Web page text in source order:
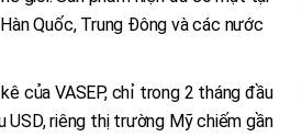
Quốc, Trung Đông và các nước
của VASEP, chỉ trong 2 tháng đầu
riêng thị trường Mỹ chiếm gần